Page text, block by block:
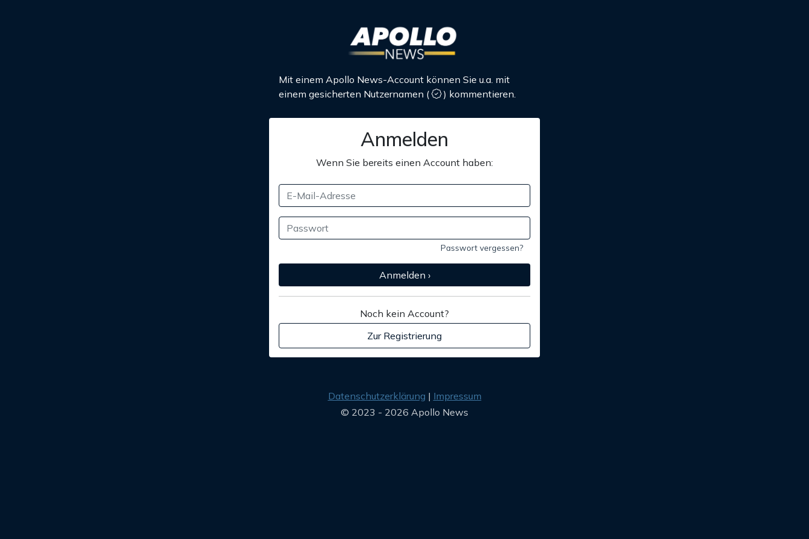
Mit einem Apollo News-Account können Sie u.a. mit
einem gesicherten Nutzernamen ( ) kommentieren.
Anmelden
Wenn Sie bereits einen Account haben:
Passwort vergessen?
Anmelden ›
Noch kein Account?
Zur Registrierung
Datenschutzerklärung
Impressum
© 2023 - 2026 Apollo News